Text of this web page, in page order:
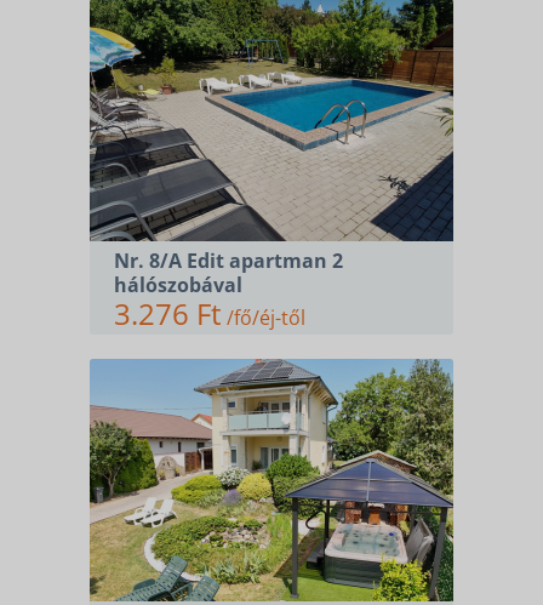
Nr. 8/A Edit apartman 2
hálószobával
3.276 Ft /fő/éj-től